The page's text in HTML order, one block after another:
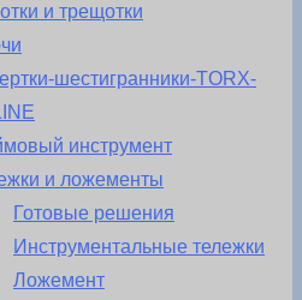
и трещотки
шестигранники-TORX-
инструмент
и ложементы
Готовые решения
Инструментальные тележки
Ложемент